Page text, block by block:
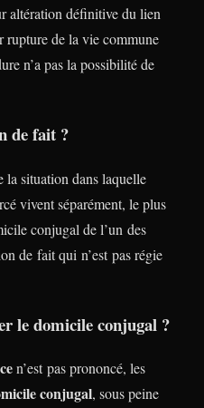
altération définitive du lien
rupture de la vie commune
n’a pas la possibilité de
de fait ?
la situation dans laquelle
vivent séparément, le plus
conjugal de l’un des
de fait qui n’est pas régie
le domicile conjugal ?
n’est pas prononcé, les
conjugal, sous peine